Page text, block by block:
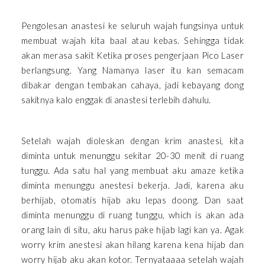
Pengolesan anastesi ke seluruh wajah fungsinya untuk
membuat wajah kita baal atau kebas. Sehingga tidak
akan merasa sakit Ketika proses pengerjaan Pico Laser
berlangsung. Yang Namanya laser itu kan semacam
dibakar dengan tembakan cahaya, jadi kebayang dong
sakitnya kalo enggak di anastesi terlebih dahulu.
Setelah wajah dioleskan dengan krim anastesi, kita
diminta untuk menunggu sekitar 20-30 menit di ruang
tunggu. Ada satu hal yang membuat aku amaze ketika
diminta menunggu anestesi bekerja. Jadi, karena aku
berhijab, otomatis hijab aku lepas doong. Dan saat
diminta menunggu di ruang tunggu, which is akan ada
orang lain di situ, aku harus pake hijab lagi kan ya. Agak
worry krim anestesi akan hilang karena kena hijab dan
worry hijab aku akan kotor. Ternyataaaa setelah wajah